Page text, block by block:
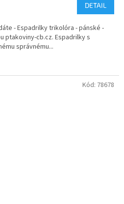
DETAIL
- Espadrilky trikolóra - pánské -
ptakoviny-cb.cz. Espadrilky s
správnému...
Kód: 78678